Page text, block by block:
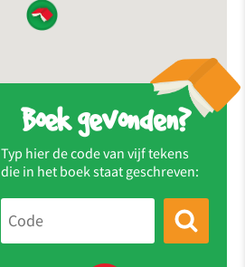
Boek gevonden?
Typ hier de code van vijf tekens
die in het boek staat geschreven: